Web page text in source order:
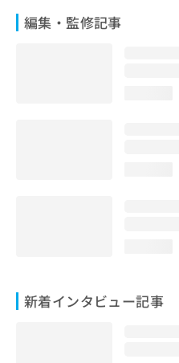
編集・監修記事
新着インタビュー記事